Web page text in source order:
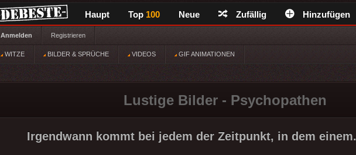
Haupt Top 100 Neue Zufällig Hinzufügen
Anmelden Registrieren
WITZE BILDER & SPRÜCHE VIDEOS GIF ANIMATIONEN
Lustige Bilder - Psychopathen
Irgendwann kommt bei jedem der Zeitpunkt, in dem